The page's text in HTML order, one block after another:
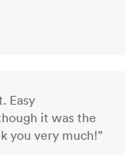
Easy
it was the
you very much!”